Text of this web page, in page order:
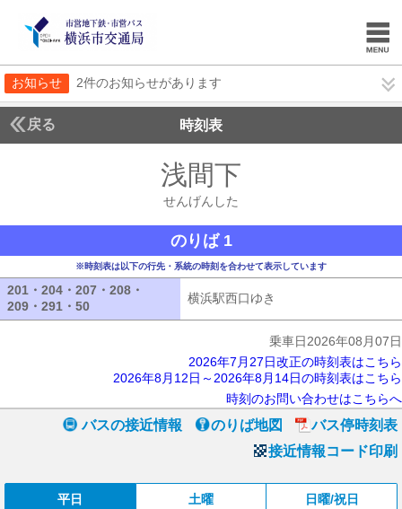
お知らせ 2件のお知らせがあります
戻る 時刻表
浅間下
せんげんした
のりば 1
※時刻表は以下の行先・系統の時刻を合わせて表示しています
201・204・207・208・
209・291・50 201・204・207・208・209・291・50
横浜駅西口ゆき
乗車日2026年08月07日
2026年7月27日改正の時刻表はこちら
2026年8月12日～2026年8月14日の時刻表はこちら
時刻のお問い合わせはこちらへ
バスの接近情報 のりば地図
バス停時刻表
接近情報コード印刷
平日 土曜 日曜/祝日